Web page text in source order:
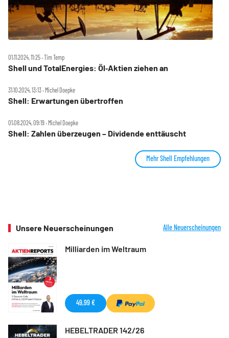
01.11.2024, 11:25 ‧ Tim Temp
Shell und TotalEnergies: Öl‑Aktien ziehen an
31.10.2024, 13:13 ‧ Michel Doepke
Shell: Erwartungen übertroffen
01.08.2024, 09:19 ‧ Michel Doepke
Shell: Zahlen überzeugen – Dividende enttäuscht
Mehr Shell Empfehlungen
Unsere Neuerscheinungen Alle Neuerscheinungen
Milliarden im Weltraum
49,99 €
HEBELTRADER 142/26